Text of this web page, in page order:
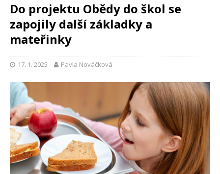
Do projektu Obědy do škol se
zapojily další základky a
mateřinky
17. 1. 2025 Pavla Nováčková